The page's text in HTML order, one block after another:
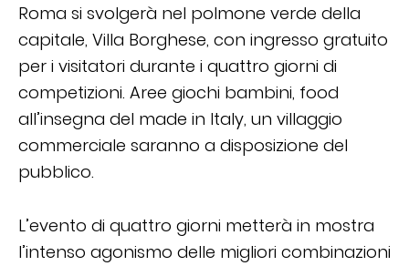
Roma si svolgerà nel polmone verde della
capitale, Villa Borghese, con ingresso gratuito
per i visitatori durante i quattro giorni di
competizioni. Aree giochi bambini, food
all’insegna del made in Italy, un villaggio
commerciale saranno a disposizione del
pubblico.
L’evento di quattro giorni metterà in mostra
l’intenso agonismo delle migliori combinazioni